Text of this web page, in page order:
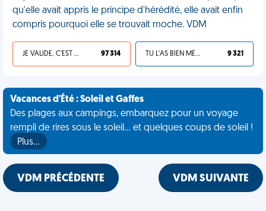
qu'elle avait appris le principe d'hérédité, elle avait enfin
compris pourquoi elle se trouvait moche. VDM
JE VALIDE, C'EST UNE VDM 97 314 TU L'AS BIEN MÉRITÉ 9 321
Vacances d'Été : Soleil et Gaffes
Des plages aux campings, embarquez pour un voyage
rempli de rires sous le soleil... et quelques coups de soleil !
Plus…
VDM PRÉCÉDENTE VDM SUIVANTE